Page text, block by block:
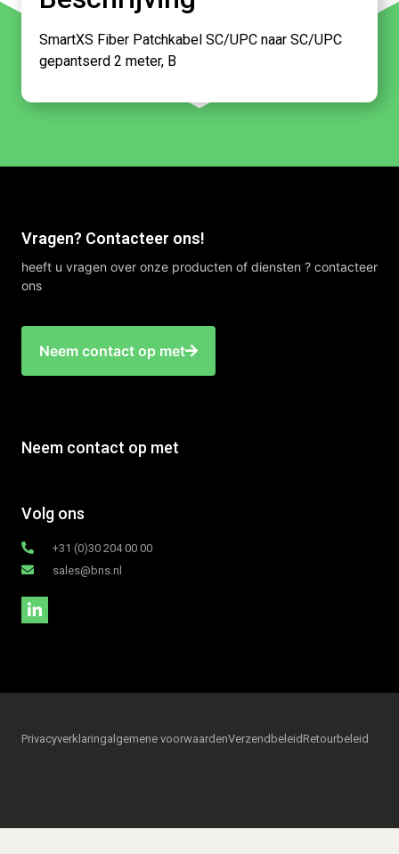
SmartXS Fiber Patchkabel SC/UPC naar SC/UPC
gepantserd 2 meter, B
Vragen? Contacteer ons!
heeft u vragen over onze producten of diensten ? contacteer
ons
Neem contact op met
Neem contact op met
Volg ons
+31 (0)30 204 00 00
sales@bns.nl
Privacyverklaringalgemene voorwaardenVerzendbeleid Retourbeleid